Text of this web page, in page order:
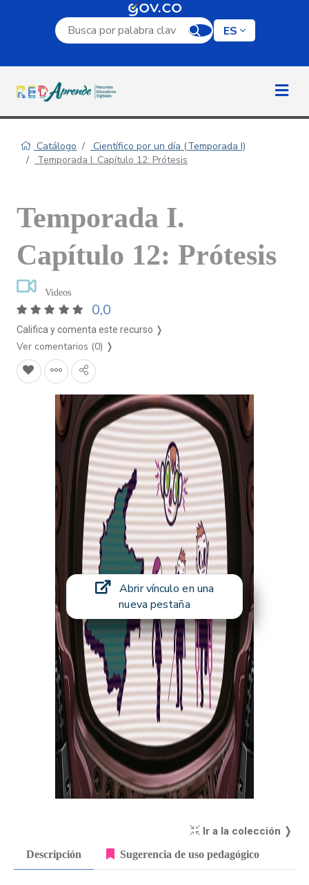
Campo de búsqueda por palabra clave
ES
Catálogo
Científico por un día (Temporada I)
Temporada I. Capítulo 12: Prótesis
Temporada I.
Capítulo 12: Prótesis
Videos
0,0
Califica y comenta este recurso ❭
Ver comentarios (0) ❭
Abrir vínculo en una
nueva pestaña
Ir a la colección ❭
Descripción Sugerencia de uso pedagógico